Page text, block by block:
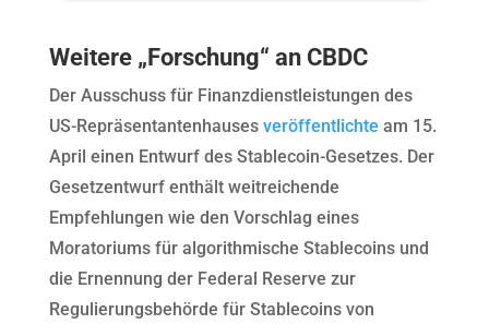
Weitere „Forschung“ an CBDC
Der Ausschuss für Finanzdienstleistungen des
US-Repräsentantenhauses veröffentlichte am 15.
April einen Entwurf des Stablecoin-Gesetzes. Der
Gesetzentwurf enthält weitreichende
Empfehlungen wie den Vorschlag eines
Moratoriums für algorithmische Stablecoins und
die Ernennung der Federal Reserve zur
Regulierungsbehörde für Stablecoins von